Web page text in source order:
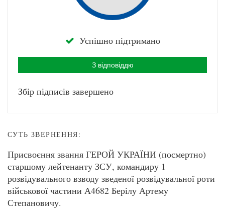
Успішно підтримано
З відповіддю
Збір підписів завершено
СУТЬ ЗВЕРНЕННЯ:
Присвоєння звання ГЕРОЙ УКРАЇНИ (посмертно)
старшому лейтенанту ЗСУ, командиру 1
розвідувального взводу зведеної розвідувальної роти
військової частини А4682 Берілу Артему
Степановичу.